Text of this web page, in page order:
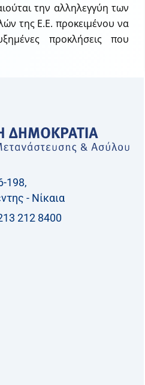
την αλληλεγγύη των
της Ε.Ε. προκειμένου να
προκλήσεις που
198,
- Νίκαια
212 8400